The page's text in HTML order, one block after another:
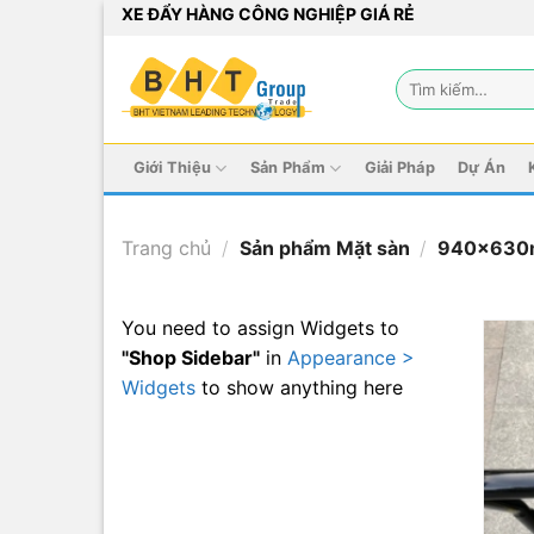
Bỏ
dung
XE ĐẨY HÀNG CÔNG NGHIỆP GIÁ RẺ
Tìm
kiếm:
Giới Thiệu Sản Phẩm Giải Pháp Dự Án
Trang chủ / Sản phẩm Mặt sàn /
You need to assign Widgets to
"Shop Sidebar" in Appearance >
Widgets to show anything here